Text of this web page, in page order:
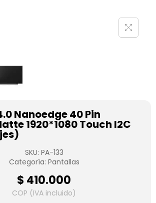
Nanoedge 40 Pin
1920*1080 Touch I2C
SKU: PA-133
Categoría: Pantallas
$ 410.000
COP (IVA incluido)